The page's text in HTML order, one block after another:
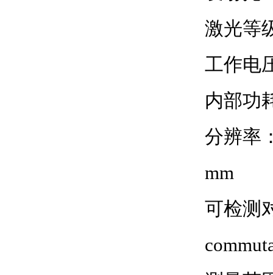
激光等
工作电
内部功
分辨率
mm
可检测